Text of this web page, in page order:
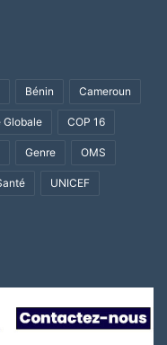
Bénin Cameroun
Globale COP 16
Genre OMS
UNICEF